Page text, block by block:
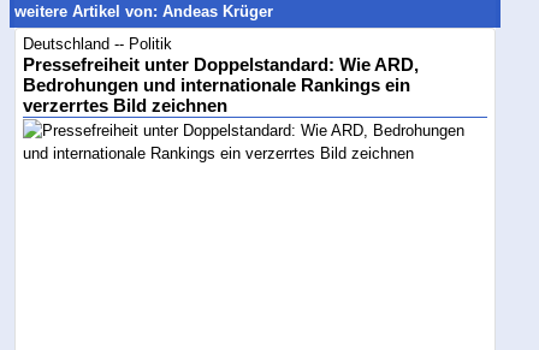
weitere Artikel von: Andeas Krüger
Deutschland -- Politik
Pressefreiheit unter Doppelstandard: Wie ARD,
Bedrohungen und internationale Rankings ein
verzerrtes Bild zeichnen